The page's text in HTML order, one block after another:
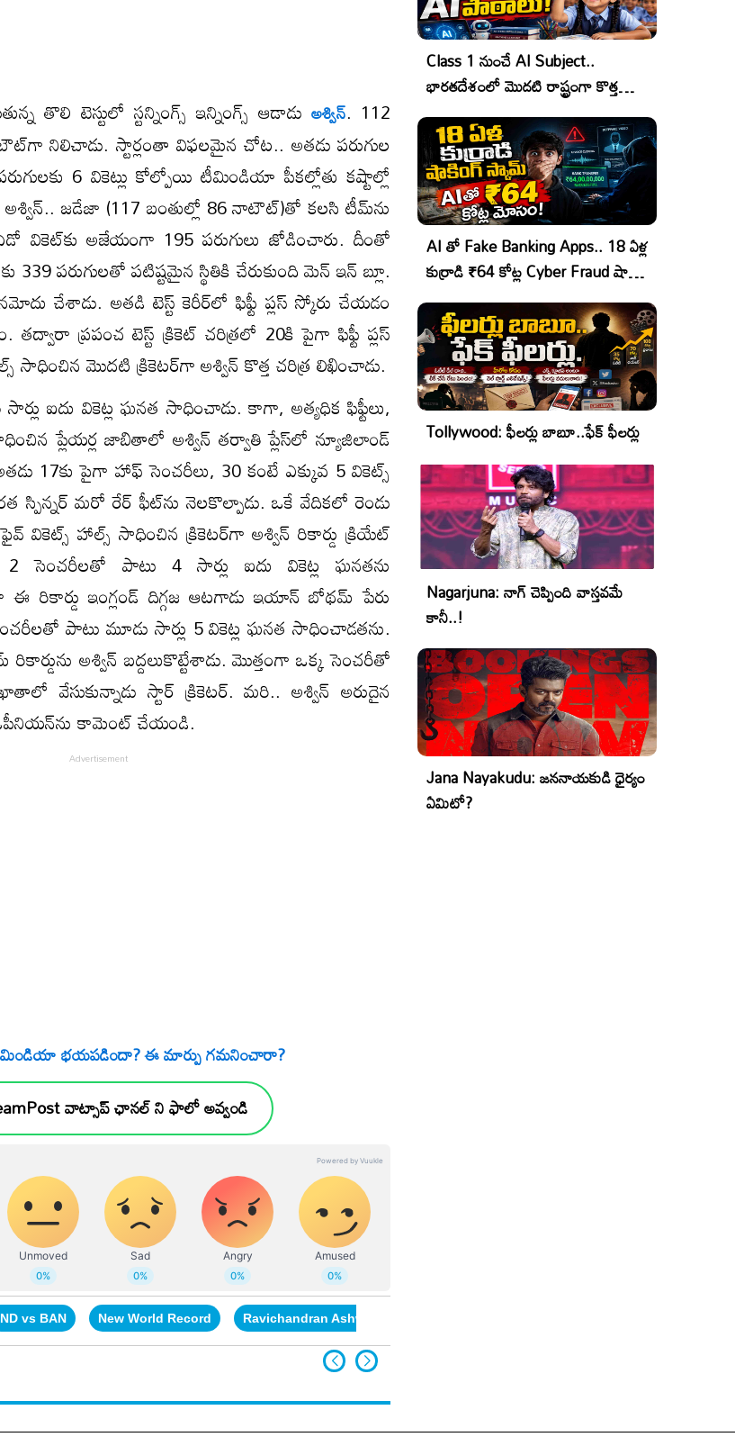
తొలి టెస్టులో స్టన్నింగ్స్ ఇన్నింగ్స్ ఆడాడు అశ్విన్. 112
నిలిచాడు. స్టార్లంతా విఫలమైన చోట.. అతడు పరుగుల
6 వికెట్లు కోల్పోయి టీమిండియా పీకల్లోతు కష్టాల్లో
అశ్విన్.. జడేజా (117 బంతుల్లో 86 నాటౌట్)తో కలసి టీమ్​ను
ఏడో వికెట్​కు అజేయంగా 195 పరుగులు జోడించారు. దీంతో
339 పరుగులతో పటిష్టమైన స్థితికి చేరుకుంది మెన్ ఇన్ బ్లూ.
చేశాడు. అతడి టెస్ట్ కెరీర్​లో ఫిఫ్టీ ప్లస్ స్కోరు చేయడం
ప్రపంచ టెస్ట్ క్రికెట్ చరిత్రలో 20కి పైగా ఫిఫ్టీ ప్లస్
సాధించిన మొదటి క్రికెటర్​గా అశ్విన్ కొత్త చరిత్ర లిఖించాడు.
ఐదు వికెట్ల ఘనత సాధించాడు. కాగా, అత్యధిక ఫిఫ్టీలు,
ప్లేయర్ల జాబితాలో అశ్విన్ తర్వాతి ప్లేస్​లో న్యూజిలాండ్
17కు పైగా హాఫ్ సెంచరీలు, 30 కంటే ఎక్కువ 5 వికెట్స్
స్పిన్నర్ మరో రేర్ ఫీట్​ను నెలకొల్పాడు. ఒకే వేదికలో రెండు
వికెట్స్ హాల్స్ సాధించిన క్రికెటర్​గా అశ్విన్ రికార్డు క్రియేట్
సెంచరీలతో పాటు 4 సార్లు ఐదు వికెట్ల ఘనతను
ఈ రికార్డు ఇంగ్లండ్ దిగ్గజ ఆటగాడు ఇయాన్ బోథమ్ పేరు
పాటు మూడు సార్లు 5 వికెట్ల ఘనత సాధించాడతను.
అశ్విన్ బద్దలుకొట్టేశాడు. మొత్తంగా ఒక్క సెంచరీతో
వేసుకున్నాడు స్టార్ క్రికెటర్. మరి.. అశ్విన్ అరుదైన
కామెంట్ చేయండి.
టీమిండియా భయపడిందా? ఈ మార్పు గమనించారా?
వాట్సాప్ ఛానల్ ని ఫాలో అవ్వండి
vs BAN New World Record Ravichandran Ashwin
Class 1 నుంచే AI Subject..
భారతదేశంలో మొదటి రాష్ట్రంగా కొత్త
చరిత్ర!
AI తో Fake Banking Apps.. 18 ఏళ్ల
కుర్రాడి ₹64 కోట్ల Cyber Fraud షాకింగ్
ఆపరేషన్!
Tollywood: ఫీలర్లు బాబూ..ఫేక్ ఫీలర్లు
Nagarjuna: నాగ్ చెప్పింది వాస్తవమే
కానీ..!
Jana Nayakudu: జననాయకుడి ధైర్యం
ఏమిటో?